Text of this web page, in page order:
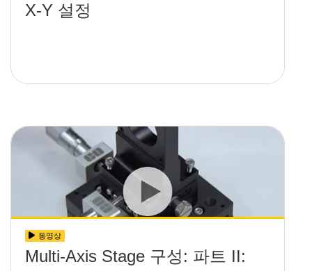
X-Y 설정
동영상
Multi-Axis Stage 구성: 파트 II: